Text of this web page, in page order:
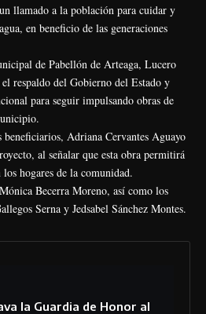
llamado a la población para cuidar y
en beneficio de las generaciones
de Pabellón de Arteaga, Lucero
respaldo del Gobierno del Estado y
para seguir impulsando obras de
Adriana Cervantes Aguayo
al señalar que esta obra permitirá
hogares de la comunidad.
Becerra Moreno, así como los
Serna y Jedsabel Sánchez Montes.
la Guardia de Honor al